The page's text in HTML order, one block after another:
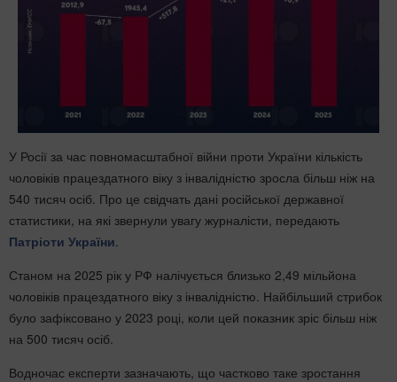
У Росії за час повномасштабної війни проти України кількість
чоловіків працездатного віку з інвалідністю зросла більш ніж на
540 тисяч осіб. Про це свідчать дані російської державної
статистики, на які звернули увагу журналісти, передають
Патріоти України
Станом на 2025 рік у РФ налічується близько 2,49 мільйона
чоловіків працездатного віку з інвалідністю. Найбільший стрибок
було зафіксовано у 2023 році, коли цей показник зріс більш ніж
на 500 тисяч осіб.
Водночас експерти зазначають, що частково таке зростання